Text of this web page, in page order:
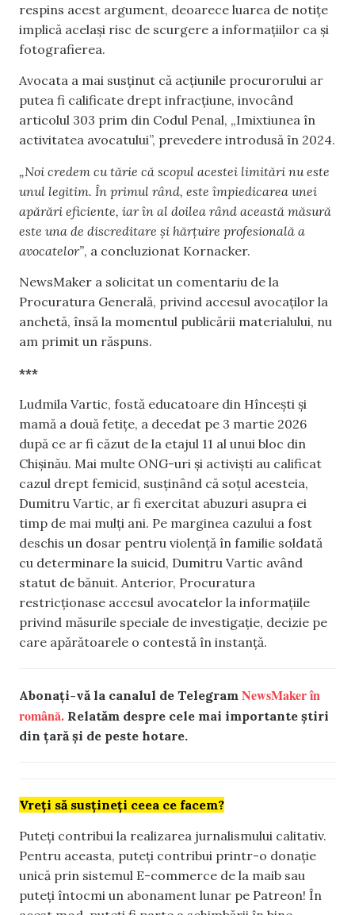
respins acest argument, deoarece luarea de notițe
implică același risc de scurgere a informațiilor ca și
fotografierea.
Avocata a mai susținut că acțiunile procurorului ar
putea fi calificate drept infracțiune, invocând
articolul 303 prim din Codul Penal, „Imixtiunea în
activitatea avocatului”, prevedere introdusă în 2024.
„Noi credem cu tărie că scopul acestei limitări nu este
unul legitim. În primul rând, este împiedicarea unei
apărări eficiente, iar în al doilea rând această măsură
este una de discreditare și hărțuire profesională a
avocatelor”, a concluzionat Kornacker.
NewsMaker a solicitat un comentariu de la
Procuratura Generală, privind accesul avocaților la
anchetă, însă la momentul publicării materialului, nu
am primit un răspuns.
***
Ludmila Vartic, fostă educatoare din Hîncești și
mamă a două fetițe, a decedat pe 3 martie 2026
după ce ar fi căzut de la etajul 11 al unui bloc din
Chișinău. Mai multe ONG-uri și activiști au calificat
cazul drept femicid, susținând că soțul acesteia,
Dumitru Vartic, ar fi exercitat abuzuri asupra ei
timp de mai mulți ani. Pe marginea cazului a fost
deschis un dosar pentru violență în familie soldată
cu determinare la suicid, Dumitru Vartic având
statut de bănuit. Anterior, Procuratura
restricționase accesul avocatelor la informațiile
privind măsurile speciale de investigație, decizie pe
care apărătoarele o contestă în instanță.
Abonați-vă la canalul de Telegram NewsMaker în
română. Relatăm despre cele mai importante știri
din țară și de peste hotare.
Vreți să susțineți ceea ce facem?
Puteți contribui la realizarea jurnalismului calitativ.
Pentru aceasta, puteți contribui printr-o donație
unică prin sistemul E-commerce de la maib sau
puteți întocmi un abonament lunar pe Patreon! În